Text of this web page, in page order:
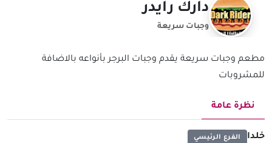
دارك رايدر
وجبات سريعة
مطعم وجبات سريعة يقدم وجبات البرجر بأنواعه بالاضافة
للمشروبات
نظرة عامة
خلدا الفرع الرئيسي